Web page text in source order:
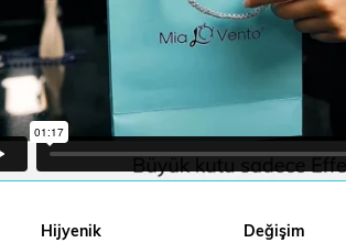
Hijyenik
Değişim